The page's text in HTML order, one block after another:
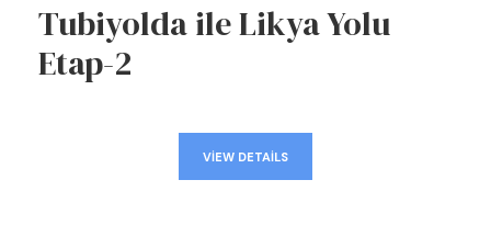
Tubiyolda ile Likya Yolu
Etap-2
VIEW DETAILS